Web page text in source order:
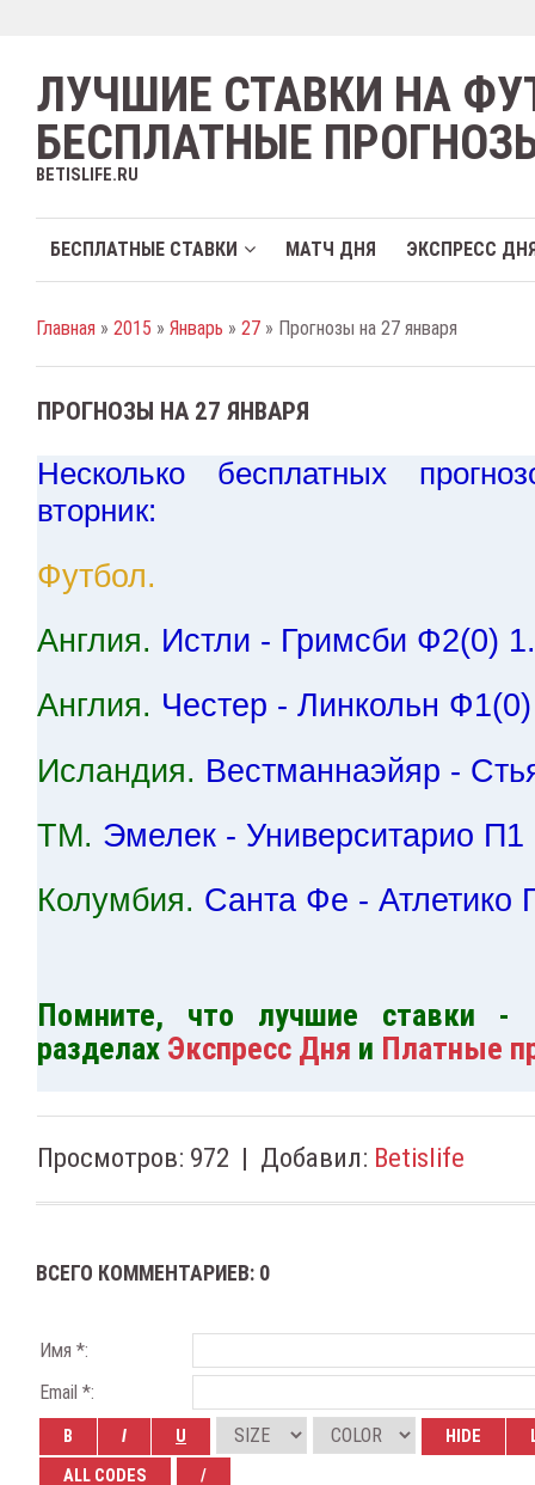
ЛУЧШИЕ СТАВКИ НА
БЕСПЛАТНЫЕ
BETISLIFE.RU
БЕСПЛАТНЫЕ СТАВКИ МАТЧ ДНЯ ЭКСПРЕСС
Главная » 2015 » Январь » 27 » Прогнозы на 27 января
ПРОГНОЗЫ НА 27 ЯНВАРЯ
Несколько бесплатных
вторник:
Футбол.
Англия. Истли - Гримсби Ф2(0)
Англия. Честер - Линкольн
Исландия. Вестманнаэйяр -
ТМ. Эмелек - Университарио П1
Колумбия. Санта Фе - Атлетико
Помните, что лучшие ставки -
разделах Экспресс Дня и Платные
Просмотров: 972 | Добавил: Betislife
ВСЕГО КОММЕНТАРИЕВ: 0
Имя *:
Email *: